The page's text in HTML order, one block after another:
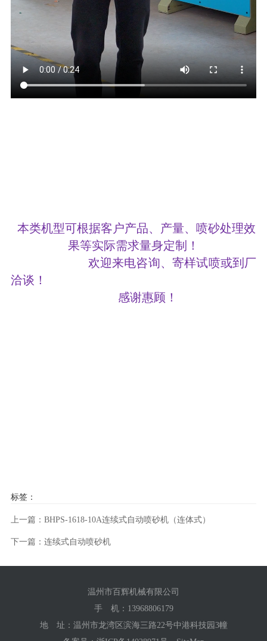
本类机型可根据客户产品、产量、喷砂处理效
果等实际需求量身定制！
欢迎来电咨询、寄样试喷或到厂
洽谈！
感谢惠顾！
标签：
上一篇：BHPS-1618-10A连续式自动喷砂机（连体式）
下一篇：连续式自动喷砂机
温州市百辉机械有限公司
手 机： 13968806179
地 址：温州市龙湾区滨海三路22号中港科技园3幢